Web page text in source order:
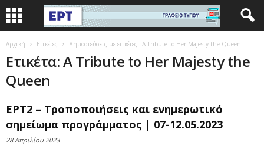
Αρχική Ετικέτες Δημοσιεύσεις με ετικέτες "A Tribute to Her Majesty the Queen"
Ετικέτα: A Tribute to Her Majesty the
Queen
ΕΡΤ2 – Τροποποιήσεις και ενημερωτικό
σημείωμα προγράμματος | 07-12.05.2023
28 Απριλίου 2023